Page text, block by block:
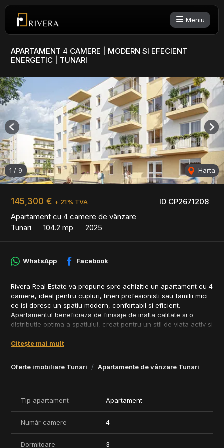
Meniu
APARTAMENT 4 CAMERE | MODERN SI EFECIENT
ENERGETIC | TUNARI
ID CP2671208
145,300 € + 21% TVA
Apartament cu 4 camere de vânzare
Tunari
104.2 mp 2025
1 / 9 Harta
Previous
Oferte imobiliare Tunari Apartamente de vânzare Tunari
WhatsApp Facebook
Rivera Real Estate va propune spre achizitie un apartament cu 4
camere, ideal pentru cupluri, tineri profesionisti sau familii mici
ce isi doresc un spatiu modern, confortabil si eficient.
Apartamentul beneficiaza de finisaje de inalta calitate si o
distributie optima a spatiului, creat pentru un stil de viata activ si
iluminate, oferind un ambient placut si relaxant.
- Living luminos: Livingul ofera suficient spatiu pentru relaxare
- Dormitoare confortabile: Dormitoarele ofera locuri linistite
pentru odihna, cu suficient spatiu pentru paturi mari si mobilier
Citește mai mult
Tip apartament Apartament
Număr camere 4
Dormitoare 3